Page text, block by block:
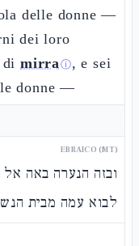
delle donne —
dei loro
dimirraⓘ, e sei
le donne —
EBRAICO (MT)
ובזה הנערה באה
לבוא עמה מבית